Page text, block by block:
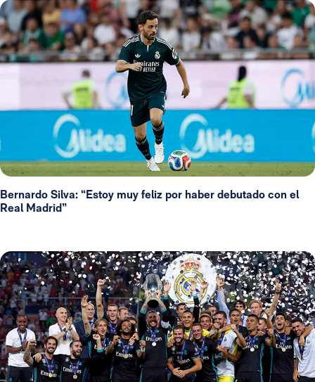
Bernardo Silva: “Estoy muy feliz por haber debutado con el
Real Madrid”